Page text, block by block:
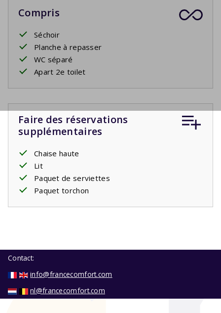
Compris
Séchoir
Planche à repasser
WC séparé
Apart 2e toilet
Faire des réservations
supplémentaires
Chaise haute
Lit
Paquet de serviettes
Paquet torchon
Contact:
info@francecomfort.com
nl@francecomfort.com